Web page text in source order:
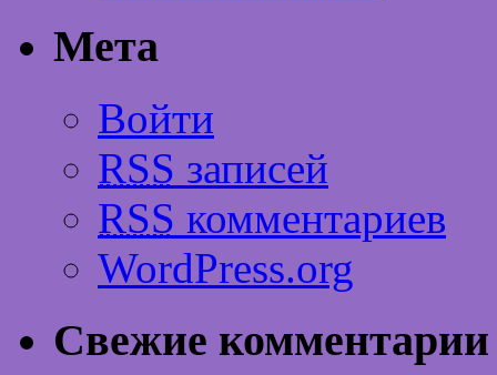
Мета
Войти
RSS записей
RSS комментариев
WordPress.org
Свежие комментарии